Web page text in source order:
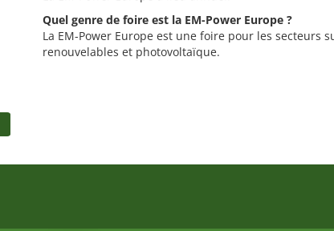
Quel genre de foire est la EM-Power Europe ?
La EM-Power Europe est une foire pour les secteurs
renouvelables et photovoltaïque.